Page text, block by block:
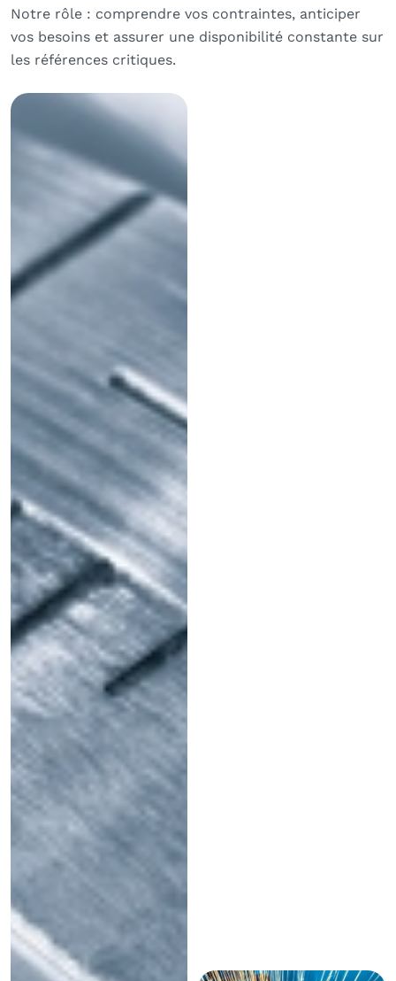
Notre rôle : comprendre vos contraintes, anticiper
vos besoins et assurer une disponibilité constante sur
les références critiques.